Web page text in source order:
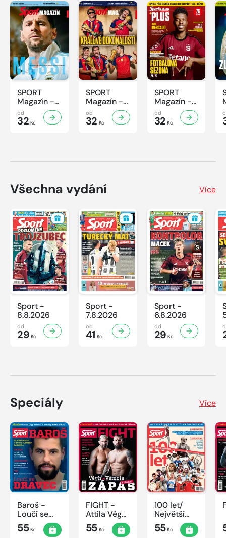
SPORT
Magazín -
32/2026
od
32 Kč
SPORT
Magazín -
31/2026
od
32 Kč
SPORT
Magazín -
30/2026
od
32 Kč
Všechna vydání Více
Sport -
8.8.2026
od
29 Kč
Sport -
7.8.2026
od
41 Kč
Sport -
6.8.2026
od
29 Kč
Speciály Více
Baroš -
Loučí se
dravec
55Kč
FIGHT -
Attila Végh
vs. Karlos
Vémola
55Kč
100 let/
Největší
okamžiky
českého
55Kč